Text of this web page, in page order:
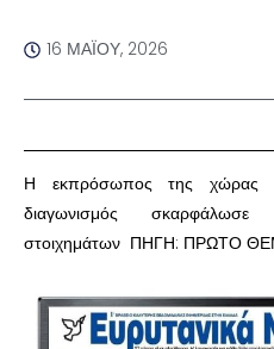
16 ΜΑΪ́ΟΥ, 2026
Η εκπρόσωπος της χώρας
διαγωνισμός
στοιχημάτων ΠΗΓΗ: ΠΡΩΤΟ